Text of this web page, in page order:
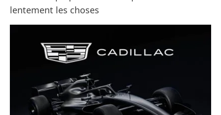
lentement les choses